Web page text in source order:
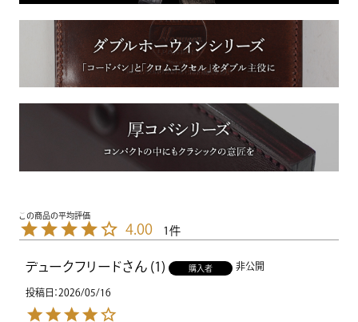
4.00 1
デュークフリード 1 購入者 非公開
投稿日 2026/05/16